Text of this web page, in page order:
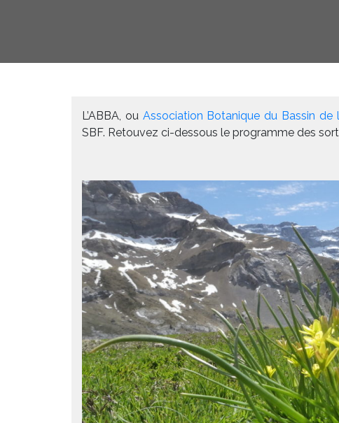
L’ABBA, ou Association Botanique du Bassin de
SBF. Retouvez ci-dessous le programme des